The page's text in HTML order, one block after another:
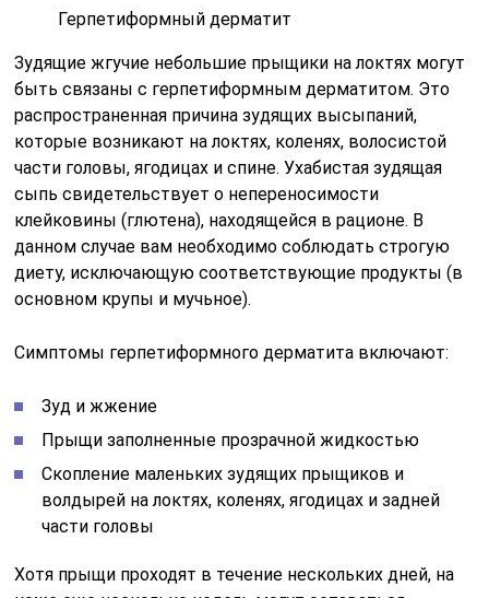
Герпетиформный дерматит
Зудящие жгучие небольшие прыщики на локтях могут
быть связаны с герпетиформным дерматитом. Это
распространенная причина зудящих высыпаний,
которые возникают на локтях, коленях, волосистой
части головы, ягодицах и спине. Ухабистая зудящая
сыпь свидетельствует о непереносимости
клейковины (глютена), находящейся в рационе. В
данном случае вам необходимо соблюдать строгую
диету, исключающую соответствующие продукты (в
основном крупы и мучьное).
Симптомы герпетиформного дерматита включают:
Зуд и жжение
Прыщи заполненные прозрачной жидкостью
Скопление маленьких зудящих прыщиков и
волдырей на локтях, коленях, ягодицах и задней
части головы
Хотя прыщи проходят в течение нескольких дней, на